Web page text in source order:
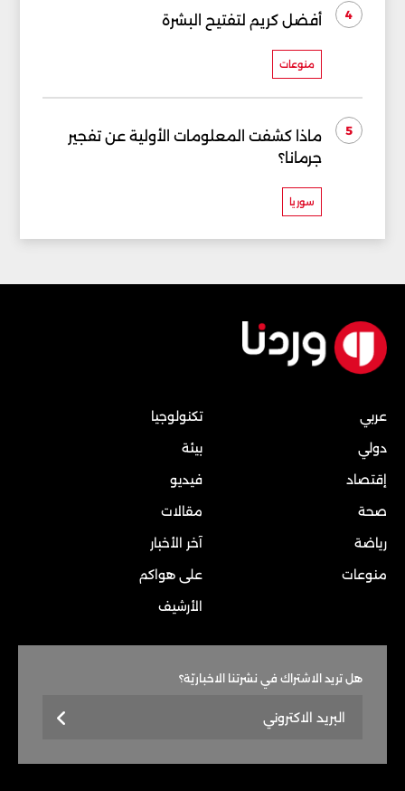
4 أفضل كريم لتفتيح البشرة
منوعات
5
ماذا كشفت المعلومات الأولية عن تفجير
جرمانا؟
سوريا
عربي
دولي
إقتصاد
صحة
رياضة
منوعات
تكنولوجيا
بيئة
فيديو
مقالات
آخر الأخبار
على هواكم
الأرشيف
هل تريد الاشتراك في نشرتنا الاخباريّة؟